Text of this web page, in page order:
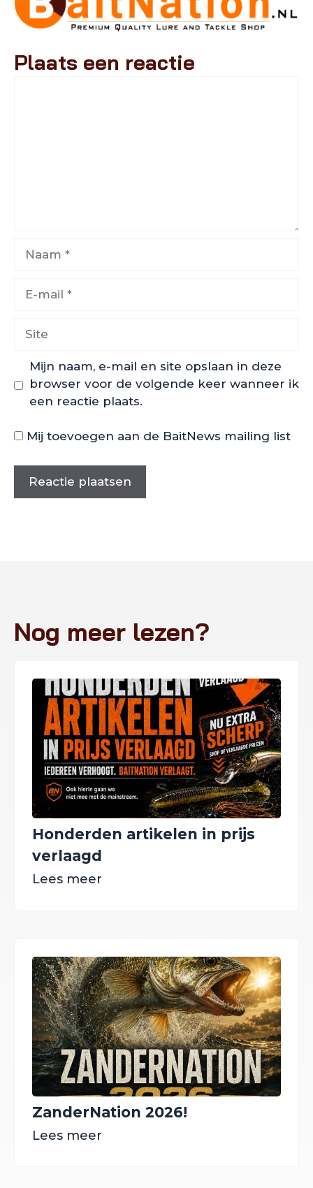
Plaats een reactie
mail
Mijn naam, e-mail en site opslaan in deze
browser voor de volgende keer wanneer ik
een reactie plaats.
Mij toevoegen aan de BaitNews mailing list
Nog meer lezen?
Honderden artikelen in prijs
verlaagd
Lees meer
ZanderNation 2026!
Lees meer